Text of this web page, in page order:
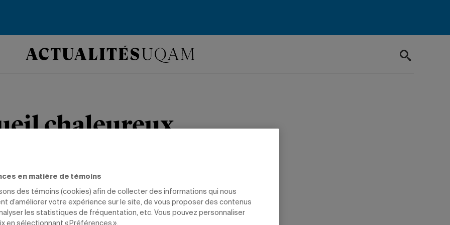
chaleureux
a réuni plus de 350 nouveaux étudiants
de 90 pays.
DIRECTION
en matière de témoins
des témoins (cookies) afin de collecter des informations qui nous
d’améliorer votre expérience sur le site, de vous proposer des contenus
les statistiques de fréquentation, etc. Vous pouvez personnaliser
en sélectionnant « Préférences ».